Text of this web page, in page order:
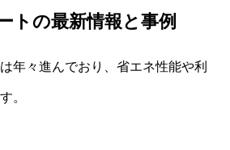
トの最新情報と事例
年々進んでおり、省エネ性能や利
。